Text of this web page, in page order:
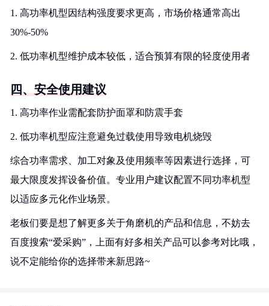
1. 高功率机型因结构强度要求更高，市场价格通常高出
30%-50%
2. 低功率机型维护成本较低，适合预算有限的轻度使用者
四、安全使用建议
1. 高功率作业需配套防护面罩和防震手套
2. 低功率机型应注意避免过载使用导致电机烧毁
综合功率需求、加工对象及使用频率等因素进行选择，可
最大限度发挥设备价值。专业用户建议配置不同功率机型
以适应多元化作业场景。
老板们要是想了解更多关于角磨机的产品和信息，不妨去
百度搜索“爱采购”，上面有好多相关产品可以参考对比哦，
说不定能给你的选择带来新思路~